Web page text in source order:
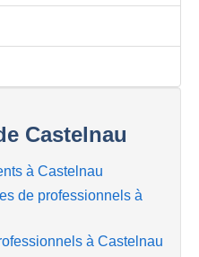
Castelnau
à Castelnau
de professionnels à
à Castelnau